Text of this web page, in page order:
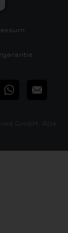
WhatsApp
E-